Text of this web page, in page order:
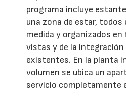
programa incluye
una zona de estar, todos
medida y organizados
vistas y de la integración
existentes. En la planta
volumen se ubica un
servicio completamente